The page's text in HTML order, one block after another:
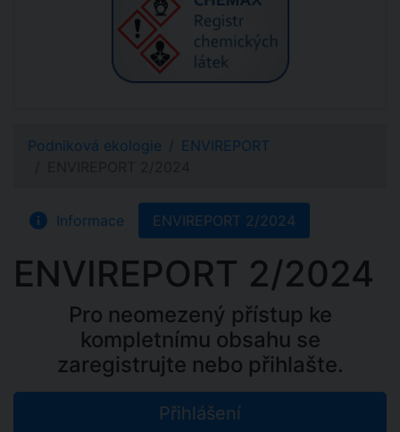
Podniková ekologie
ENVIREPORT
info Informace ENVIREPORT 2/2024
ENVIREPORT 2/2024
Pro neomezený přístup ke
kompletnímu obsahu se
zaregistrujte nebo přihlašte.
Přihlášení